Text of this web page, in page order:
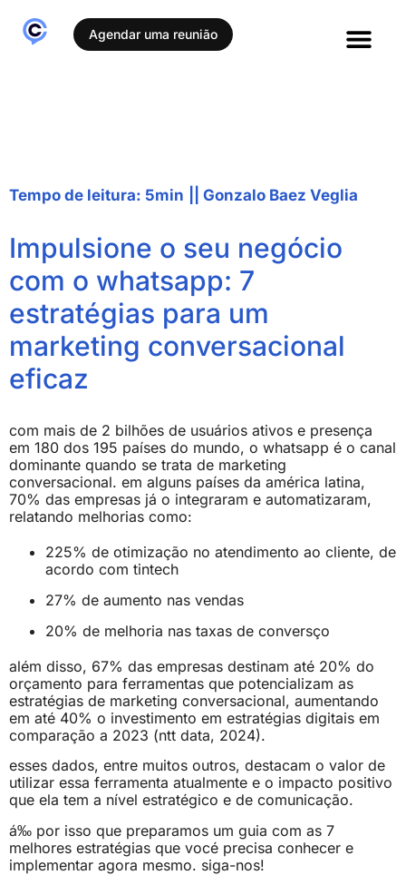
Agendar uma reunião
Tempo de leitura: 5min Gonzalo Baez Veglia
Impulsione o seu negócio
com o whatsapp: 7
estratégias para um
marketing conversacional
eficaz
com mais de 2 bilhões de usuários ativos e presença
em 180 dos 195 países do mundo, o whatsapp é o canal
dominante quando se trata de marketing
conversacional. em alguns países da américa latina,
70% das empresas já o integraram e automatizaram,
relatando melhorias como:
225% de otimização no atendimento ao cliente, de
acordo com tintech
27% de aumento nas vendas
20% de melhoria nas taxas de conversço
além disso, 67% das empresas destinam até 20% do
orçamento para ferramentas que potencializam as
estratégias de marketing conversacional, aumentando
em até 40% o investimento em estratégias digitais em
comparação a 2023 (ntt data, 2024).
esses dados, entre muitos outros, destacam o valor de
utilizar essa ferramenta atualmente e o impacto positivo
que ela tem a nível estratégico e de comunicação.
á‰ por isso que preparamos um guia com as 7
melhores estratégias que vocé precisa conhecer e
implementar agora mesmo. siga-nos!